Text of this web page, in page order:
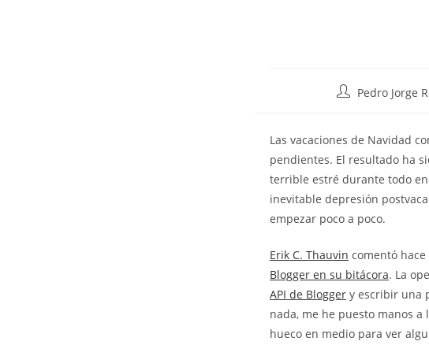
Autor
entrada:
Pedro Jorge
Las vacaciones de Navidad
pendientes. El resultado ha
terrible estré durante todo
inevitable depresión
empezar poco a poco.
Erik C. Thauvin comentó
Blogger en su bitácora. La
API de Blogger y escribir una
nada, me he puesto manos
hueco en medio para ver